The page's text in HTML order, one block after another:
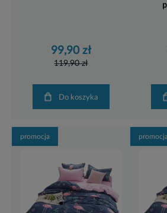
99,90 zł
119,90 zł
Do koszyka
promocja promocja